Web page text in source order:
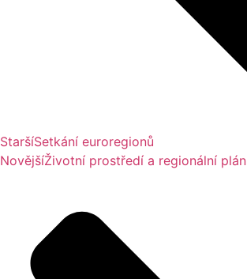
StaršíSetkání euroregionů
NovějšíŽivotní prostředí a regionální plán